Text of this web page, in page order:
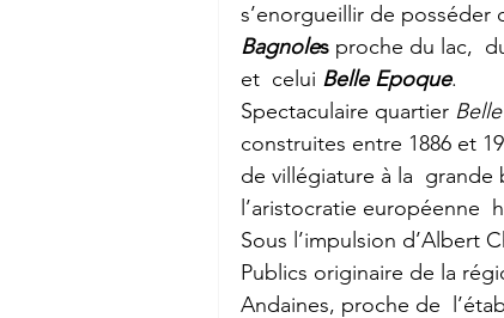
s’enorgueillir de posséder
Bagnoles proche du lac,
et  celui Belle Epoque.
Spectaculaire quartier
construites entre 1886 et
de villégiature à la
l’aristocratie européenne
Sous l’impulsion d’Albert
Publics originaire de la
Andaines, proche de